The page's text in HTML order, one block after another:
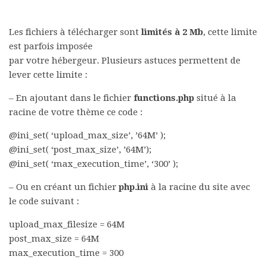
Les fichiers à télécharger sontlimités à 2 Mb, cette limite
est parfois imposée
par votre hébergeur. Plusieurs astuces permettent de
lever cette limite :
– En ajoutant dans le fichier functions.php situé à la
racine de votre thème ce code :
@ini_set( ‘upload_max_size’, ’64M’ );
@ini_set( ‘post_max_size’, ’64M’);
@ini_set( ‘max_execution_time’, ‘300’ );
– Ou en créant un fichier php.ini à la racine du site avec
le code suivant :
upload_max_filesize = 64M
post_max_size = 64M
max_execution_time = 300